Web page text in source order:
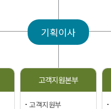
기획이사
고객지원본부
고객지원부